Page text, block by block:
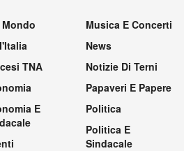
Mondo
TNA
E
Musica E Concerti
News
Notizie Di Terni
Papaveri E Papere
Politica
Politica E
Sindacale